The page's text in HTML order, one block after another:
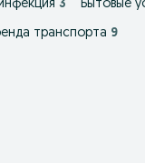
3 Бытовые
транспорта 9